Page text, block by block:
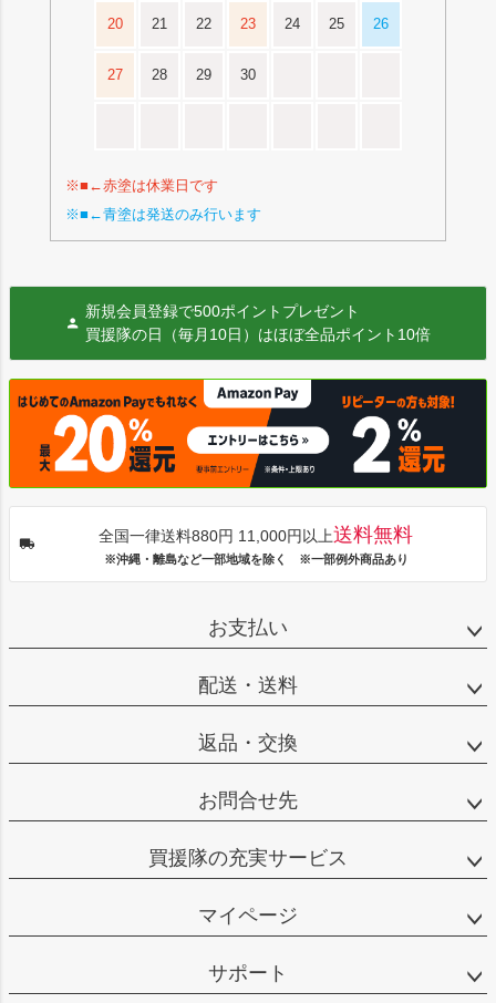
20 21 22 23 24 25 26
27 28 29 30
※■←赤塗は休業日です
※■←青塗は発送のみ行います
新規会員登録で500ポイントプレゼント
買援隊の日（毎月10日）はほぼ全品ポイント10倍
全国一律送料880円 11,000円以上送料無料
※沖縄・離島など一部地域を除く ※一部例外商品あり
お支払い
配送・送料
返品・交換
お問合せ先
買援隊の充実サービス
マイページ
サポート